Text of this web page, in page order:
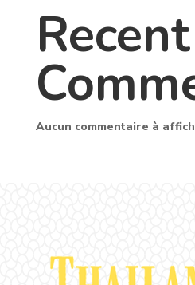
Recent
Aucun commentaire à